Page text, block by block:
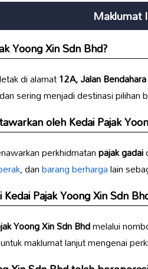
Maklumat
Yoong Xin Sdn Bhd?
di alamat12A, Jalan
sering menjadi destinasi pilihan
olehKedai Pajak
perkhidmatanpajak gadai
, danbarang berhargalain
Kedai Pajak Yoong Xin Sdn
Yoong Xin Sdn Bhdmelalui
maklumat lanjut mengenai